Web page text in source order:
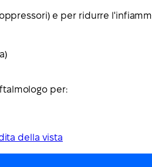
e per ridurre
per:
della vista